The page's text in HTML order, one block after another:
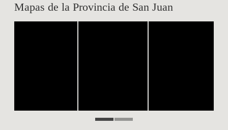
Mapas de la Provincia de San Juan